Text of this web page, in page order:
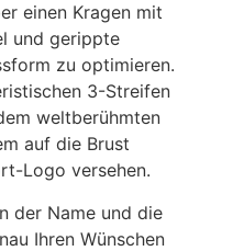
einen Kragen mit
und gerippte
zu optimieren.
3-Streifen
weltberühmten
auf die Brust
Logo versehen.
der Name und die
Ihren Wünschen